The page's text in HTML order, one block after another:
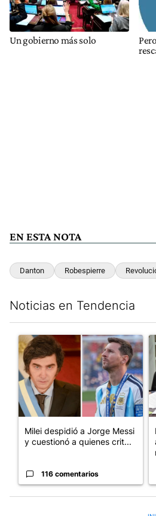
Un gobierno más solo
EN ESTA NOTA
Danton Robespierre
Noticias en Tendencia
Un artículo de tendencia con el
Milei despidió a Jorge Messi
y cuestionó a quienes crit...
116 comentarios